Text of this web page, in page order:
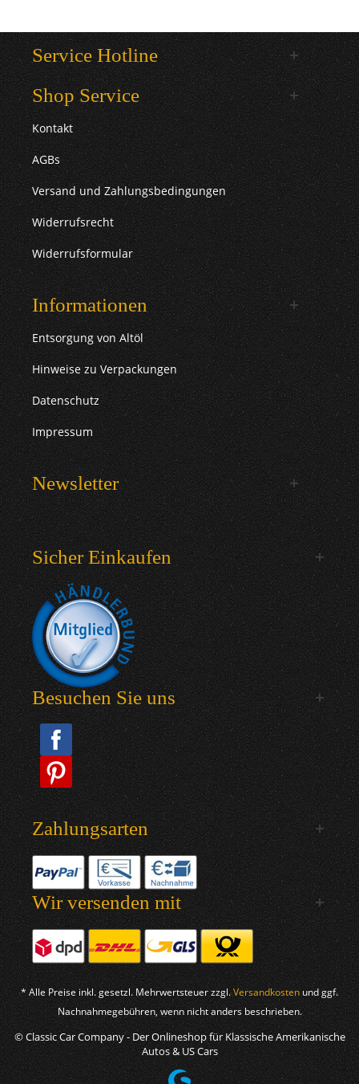
Service Hotline
Shop Service
Kontakt
AGBs
Versand und Zahlungsbedingungen
Widerrufsrecht
Widerrufsformular
Informationen
Entsorgung von Altöl
Hinweise zu Verpackungen
Datenschutz
Impressum
Newsletter
Sicher Einkaufen
Besuchen Sie uns
Zahlungsarten
Wir versenden mit
* Alle Preise inkl. gesetzl. Mehrwertsteuer zzgl.Versandkosten und ggf.
Nachnahmegebühren, wenn nicht anders beschrieben.
© Classic Car Company - Der Onlineshop für Klassische Amerikanische
Autos & US Cars